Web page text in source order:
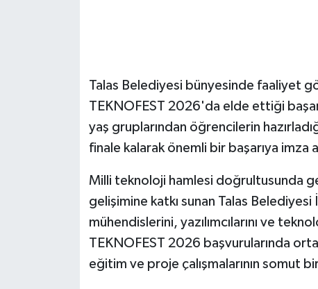
Talas Belediyesi bünyesinde faaliyet
TEKNOFEST 2026'da elde ettiği
yaş gruplarından öğrencilerin
finale kalarak önemli bir başarıya imza
Milli teknoloji hamlesi doğrultusunda
gelişimine katkı sunan Talas
mühendislerini, yazılımcılarını ve
TEKNOFEST 2026 başvurularında
eğitim ve proje çalışmalarının somut
İş Dünyası
Jandarma